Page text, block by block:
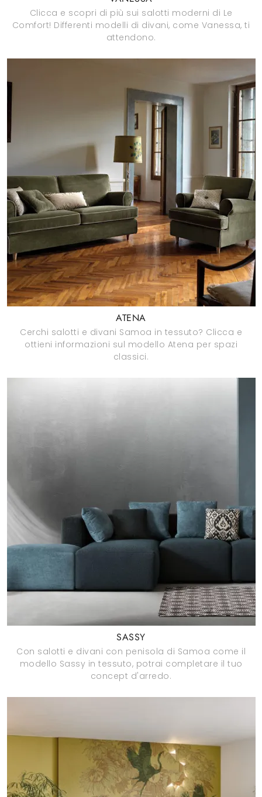
Clicca e scopri di più sui salotti moderni di Le
Comfort! Differenti modelli di divani, come Vanessa, ti
attendono.
ATENA
Cerchi salotti e divani Samoa in tessuto? Clicca e
ottieni informazioni sul modello Atena per spazi
classici.
SASSY
Con salotti e divani con penisola di Samoa come il
modello Sassy in tessuto, potrai completare il tuo
concept d'arredo.